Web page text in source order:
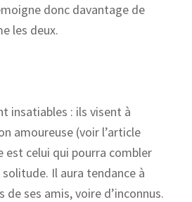
donc davantage de
les deux.
insatiables : ils visent à
amoureuse (voir l’article
est celui qui pourra combler
Il aura tendance à
ses amis, voire d’inconnus.